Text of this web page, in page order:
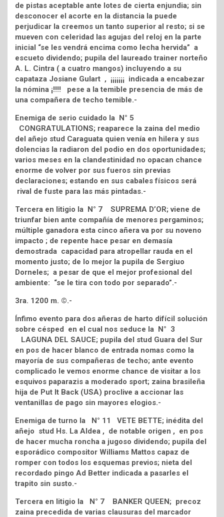
de pistas aceptable ante lotes de cierta enjundia; sin
desconocer el acorte en la distancia la puede
perjudicar la creemos un tanto superior al resto; si se
mueven con celeridad las agujas del reloj en la parte
inicial “se les vendrá encima como lecha hervida” a
escueto dividendo; pupila del laureado trainer norteño
A. L. Cintra ( a cuatro mangos) incluyendo a su
capataza Josiane Gulart , ¡¡¡¡¡¡¡ indicada a encabezar
la nómina ¡!!!! pese a la temible presencia de más de
una compañera de techo temible.-
Enemiga de serio cuidado la N° 5
CONGRATULATIONS; reaparece la zaina del medio
del añejo stud Caraguata quien venía en hilera y sus
dolencias la radiaron del podio en dos oportunidades;
varios meses en la clandestinidad no opacan chance
enorme de volver por sus fueros sin previas
declaraciones; estando en sus cabales físicos será
rival de fuste para las más pintadas.-
Tercera en litigio la N° 7 SUPREMA D’OR; viene de
triunfar bien ante compañía de menores pergaminos;
múltiple ganadora esta cinco añera va por su noveno
impacto ; de repente hace pesar en demasía
demostrada capacidad para atropellar rauda en el
momento justo; de lo mejor la pupila de Sergiuo
Dorneles; a pesar de que el mejor profesional del
ambiente: “se le tira con todo por separado”.-
3ra. 1200 m. ©.-
Ínfimo evento para dos añeras de harto difícil solución
sobre césped en el cual nos seduce la N° 3
LAGUNA DEL SAUCE; pupila del stud Guara del Sur
en pos de hacer blanco de entrada nomas como la
mayoría de sus compañeras de techo; ante evento
complicado le vemos enorme chance de visitar a los
esquivos paparazis a moderado sport; zaina brasileña
hija de Put It Back (USA) proclive a accionar las
ventanillas de pago sin mayores elogios.-
Enemiga de turno la N° 11 VETE BETTE; inédita del
añejo stud Hs. La Aldea , de notable origen , en pos
de hacer mucha roncha a jugoso dividendo; pupila del
esporádico compositor Williams Mattos capaz de
romper con todos los esquemas previos; nieta del
recordado pingo Ad Better indicada a pasarles el
trapito sin susto.-
Tercera en litigio la N° 7 BANKER QUEEN; precoz
zaina precedida de varias clausuras del marcador